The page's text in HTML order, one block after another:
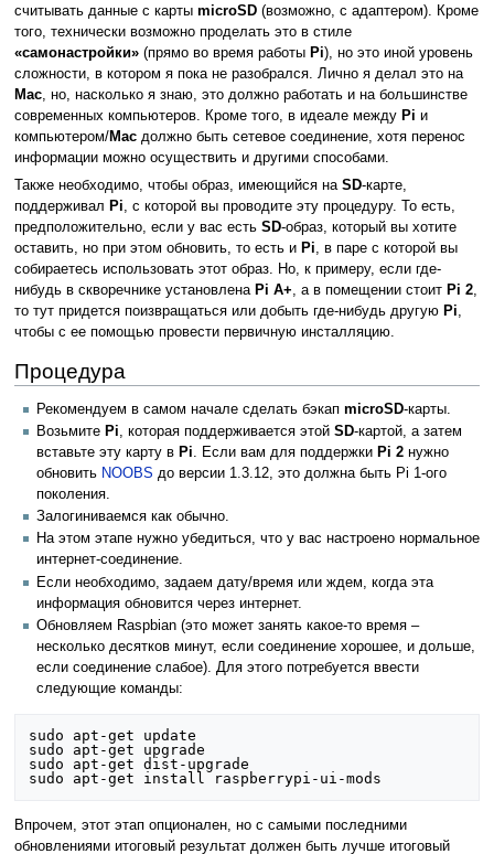
считывать данные с карты microSD(возможно, с адаптером). Кроме
того, технически возможно проделать это в стиле
«самонастройки»(прямо во время работы Pi), но это иной уровень
сложности, в котором я пока не разобрался. Лично я делал это на
Mac, но, насколько я знаю, это должно работать и на большинстве
современных компьютеров. Кроме того, в идеале между Pi и
компьютером/Macдолжно быть сетевое соединение, хотя перенос
информации можно осуществить и другими способами.
Также необходимо, чтобы образ, имеющийся на SD-карте,
поддерживал Pi, с которой вы проводите эту процедуру. То есть,
предположительно, если у вас есть SD-образ, который вы хотите
оставить, но при этом обновить, то есть и Pi, в паре с которой вы
собираетесь использовать этот образ. Но, к примеру, если где-
нибудь в скворечнике установлена Pi A+, а в помещении стоит Pi 2,
то тут придется поизвращаться или добыть где-нибудь другую Pi,
чтобы с ее помощью провести первичную инсталляцию.
Процедура
Рекомендуем в самом начале сделать бэкап microSD-карты.
Возьмите Pi , которая поддерживается этой SD-картой, а затем
вставьте эту карту в Pi . Если вам для поддержки Pi 2 нужно
обновить NOOBS до версии 1.3.12, это должна быть Pi 1-ого
поколения.
Залогиниваемся как обычно.
На этом этапе нужно убедиться, что у вас настроено нормальное
интернет-соединение.
Если необходимо, задаем дату/время или ждем, когда эта
информация обновится через интернет.
Обновляем Raspbian (это может занять какое-то время –
несколько десятков минут, если соединение хорошее, и дольше,
если соединение слабое). Для этого потребуется ввести
следующие команды:
sudo apt-get update
sudo apt-get upgrade
sudo apt-get dist-upgrade
Впрочем, этот этап опционален, но с самыми последними
обновлениями итоговый результат должен быть лучше итоговый